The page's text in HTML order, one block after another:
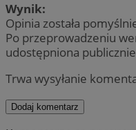
Wynik:
Opinia została
Po przeprowadzeniu
udostępniona
Trwa wysyłanie
Dodaj komentarz